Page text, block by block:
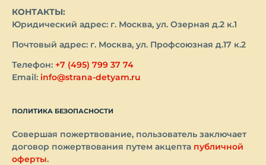
КОНТАКТЫ:
Юридический адрес: г. Москва, ул. Озерная д.2 к.1
Почтовый адрес: г. Москва, ул. Профсоюзная д.17 к.2
Телефон: +7 (495) 799 37 74
Email: info@strana-detyam.ru
ПОЛИТИКА БЕЗОПАСНОСТИ
Совершая пожертвование, пользователь заключает
договор пожертвования путем акцепта публичной
оферты.